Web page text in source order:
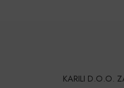
KARILI D.O.O.